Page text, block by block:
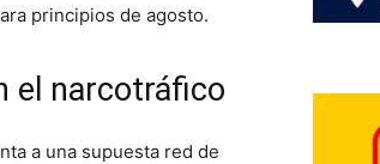
principios de agosto.
el narcotráfico
a una supuesta red de